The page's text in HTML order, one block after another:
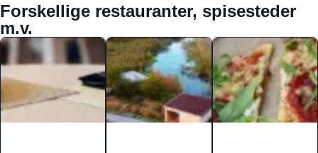
Forskellige restauranter, spisesteder
m.v.